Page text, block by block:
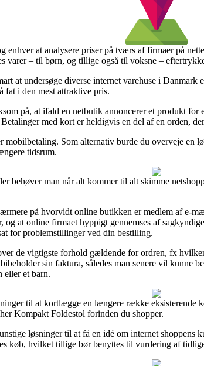
at analysere priser på tværs af firmaer på
varer – til børn, og tillige også til voksne –
at undersøge diverse internet varehuse i
fat i den mest attraktive pris.
på, at ifald en netbutik annoncerer et produkt for
med kort er heldigvis en del af en orden,
mobilbetaling. Som alternativ burde du overveje
tidsrum.
behøver man når alt kommer til alt skimme
på hvorvidt online butikken er medlem af e-
og at online firmaet hyppigt gennemses af
for problemstillinger ved din bestilling.
de vigtigste forhold gældende for ordren, fx
bibeholder sin faktura, således man senere vil
eller et barn.
til at kortlægge en længere række eksisterende
Kompakt Foldestol forinden du shopper.
løsninger til at få en idé om internet shoppens
køb, hvilket tillige bør benyttes til vurdering af